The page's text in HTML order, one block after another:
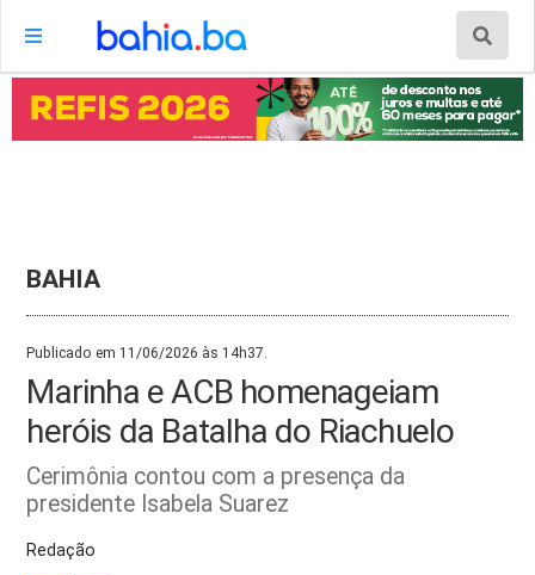
BAHIA
Publicado em 11/06/2026 às 14h37.
Marinha e ACB homenageiam
heróis da Batalha do Riachuelo
Cerimônia contou com a presença da
presidente Isabela Suarez
Redação